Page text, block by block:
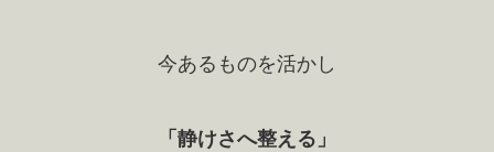
今あるものを活かし
「静けさへ整える」